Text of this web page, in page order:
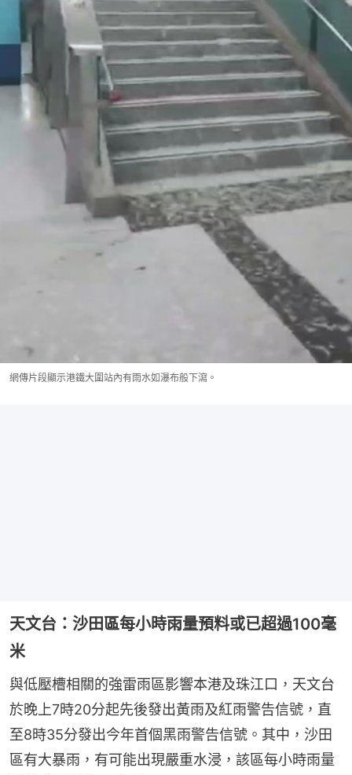
網傳片段顯示港鐵大圍站內有雨水如瀑布般下瀉。
天文台：沙田區每小時雨量預料或已超過100毫
米
與低壓槽相關的強雷雨區影響本港及珠江口，天文台
於晚上7時20分起先後發出黃雨及紅雨警告信號，直
至8時35分發出今年首個黑雨警告信號。其中，沙田
區有大暴雨，有可能出現嚴重水浸，該區每小時雨量